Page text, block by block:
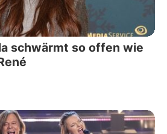
schwärmt so offen wie